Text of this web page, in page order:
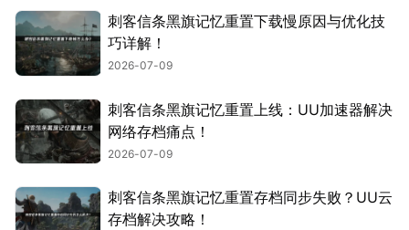
刺客信条黑旗记忆重置下载慢原因与优化技
巧详解！
2026-07-09
刺客信条黑旗记忆重置上线：UU加速器解决
网络存档痛点！
2026-07-09
刺客信条黑旗记忆重置存档同步失败？UU云
存档解决攻略！